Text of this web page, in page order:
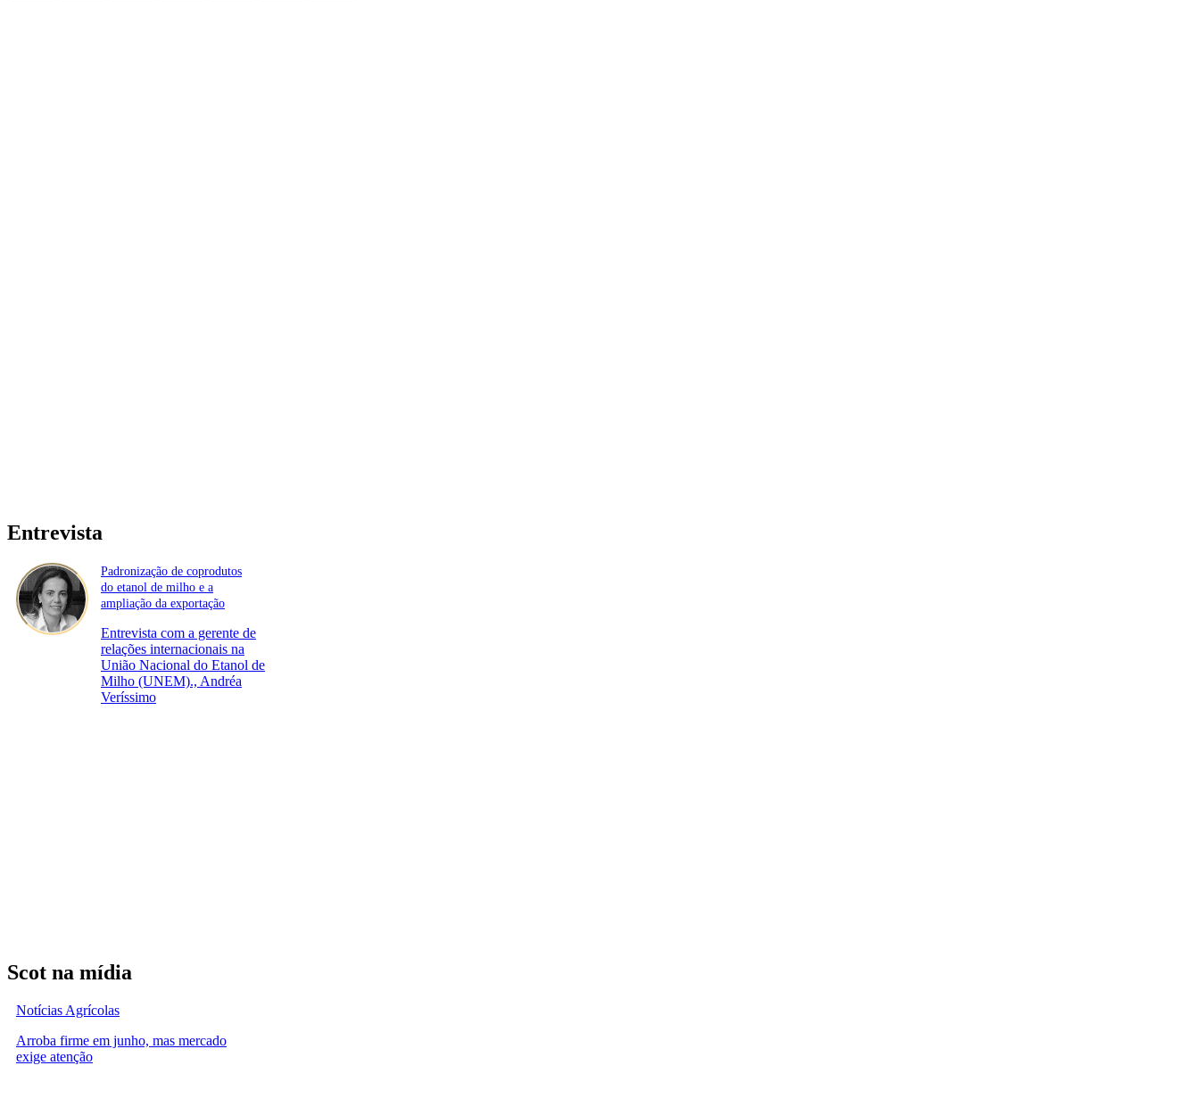
Entrevista
Padronização de coprodutos
do etanol de milho e a
ampliação da exportação
Entrevista com a gerente de
relações internacionais na
União Nacional do Etanol de
Milho (UNEM)., Andréa
Veríssimo
Scot na mídia
Notícias Agrícolas
Arroba firme em junho, mas mercado
exige atenção